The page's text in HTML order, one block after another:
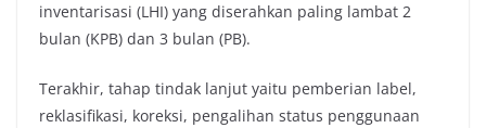
inventarisasi (LHI) yang diserahkan paling lambat 2
bulan (KPB) dan 3 bulan (PB).
Terakhir, tahap tindak lanjut yaitu pemberian label,
reklasifikasi, koreksi, pengalihan status penggunaan